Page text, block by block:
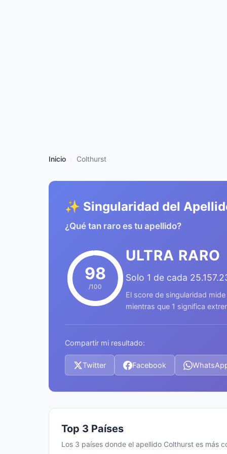
Inicio Colthurst
✨ Singularidad del
¿Qué tan raro es tu apellido?
98
/100
ULTRA RARO
Solo 1 de cada
El score de singularidad
mientras que 1 significa
Compartir mi resultado:
Twitter Facebook
Top 3 Países
Los 3 países donde el apellido Colthurst es más